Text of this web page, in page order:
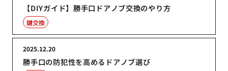
【DIYガイド】勝手口ドアノブ交換のやり方
鍵交換
勝手口の防犯性を高めるドアノブ選び
2025.12.20